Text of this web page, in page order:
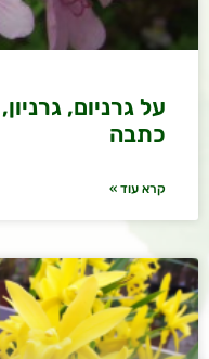
על גרניום,
כתבה
קרא עוד »